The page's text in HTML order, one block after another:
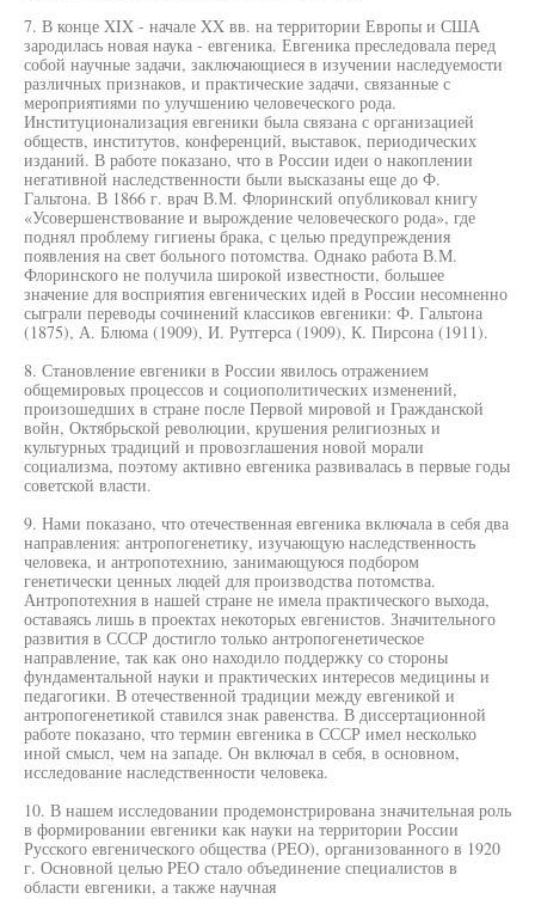
7. В конце XIX - начале XX вв. на территории Европы и США
зародилась новая наука - евгеника. Евгеника преследовала перед
собой научные задачи, заключающиеся в изучении наследуемости
различных признаков, и практические задачи, связанные с
мероприятиями по улучшению человеческого рода.
Институционализация евгеники была связана с организацией
обществ, институтов, конференций, выставок, периодических
изданий. В работе показано, что в России идеи о накоплении
негативной наследственности были высказаны еще до Ф.
Гальтона. В 1866 г. врач В.М. Флоринский опубликовал книгу
«Усовершенствование и вырождение человеческого рода», где
поднял проблему гигиены брака, с целью предупреждения
появления на свет больного потомства. Однако работа В.М.
Флоринского не получила широкой известности, большее
значение для восприятия евгенических идей в России несомненно
сыграли переводы сочинений классиков евгеники: Ф. Гальтона
(1875), А. Блюма (1909), И. Рутгерса (1909), К. Пирсона (1911).
8. Становление евгеники в России явилось отражением
общемировых процессов и социополитических изменений,
произошедших в стране после Первой мировой и Гражданской
войн, Октябрьской революции, крушения религиозных и
культурных традиций и провозглашения новой морали
социализма, поэтому активно евгеника развивалась в первые годы
советской власти.
9. Нами показано, что отечественная евгеника включала в себя два
направления: антропогенетику, изучающую наследственность
человека, и антропотехнию, занимающуюся подбором
генетически ценных людей для производства потомства.
Антропотехния в нашей стране не имела практического выхода,
оставаясь лишь в проектах некоторых евгенистов. Значительного
развития в СССР достигло только антропогенетическое
направление, так как оно находило поддержку со стороны
фундаментальной науки и практических интересов медицины и
педагогики. В отечественной традиции между евгеникой и
антропогенетикой ставился знак равенства. В диссертационной
работе показано, что термин евгеника в СССР имел несколько
иной смысл, чем на западе. Он включал в себя, в основном,
исследование наследственности человека.
10. В нашем исследовании продемонстрирована значительная роль
в формировании евгеники как науки на территории России
Русского евгенического общества (PEO), организованного в 1920
г. Основной целью PEO стало объединение специалистов в
области евгеники, а также научная